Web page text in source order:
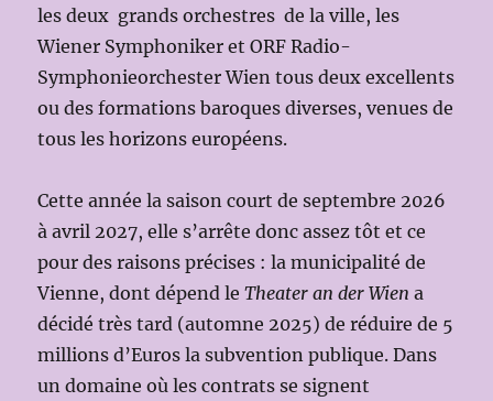
les deux grands orchestres de la ville, les
Wiener Symphoniker et ORF Radio-
Symphonieorchester Wien tous deux excellents
ou des formations baroques diverses, venues de
tous les horizons européens.
Cette année la saison court de septembre 2026
à avril 2027, elle s’arrête donc assez tôt et ce
pour des raisons précises : la municipalité de
Vienne, dont dépend leTheater an der Wien a
décidé très tard (automne 2025) de réduire de 5
millions d’Euros la subvention publique. Dans
un domaine où les contrats se signent